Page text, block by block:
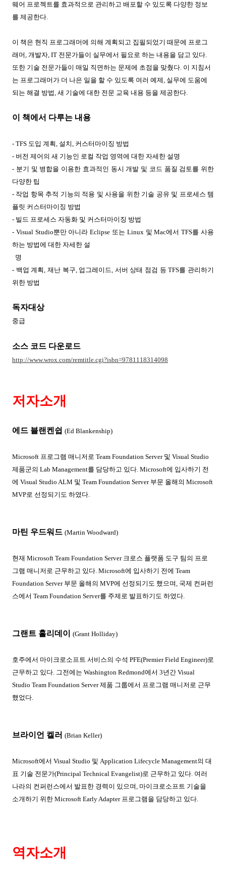
웨어 프로젝트를 효과적으로 관리하고 배포할 수 있도록 다양한 정보
를 제공한다.
이 책은 현직 프로그래머에 의해 계획되고 집필되었기 때문에 프로그
래머, 개발자, IT 전문가들이 실무에서 필요로 하는 내용을 담고 있다.
또한 기술 전문가들이 매일 직면하는 문제에 초점을 맞췄다. 이 지침서
는 프로그래머가 더 나은 일을 할 수 있도록 여러 예제, 실무에 도움에
되는 해결 방법, 새 기술에 대한 전문 교육 내용 등을 제공한다.
이 책에서 다루는 내용
- TFS 도입 계획, 설치, 커스터마이징 방법
- 버전 제어의 새 기능인 로컬 작업 영역에 대한 자세한 설명
- 분기 및 병합을 이용한 효과적인 동시 개발 및 코드 품질 검토를 위한
다양한 팁
- 작업 항목 추적 기능의 적용 및 사용을 위한 기술 공유 및 프로세스 템
플릿 커스터마이징 방법
- 빌드 프로세스 자동화 및 커스터마이징 방법
- Visual Studio뿐만 아니라Eclipse 또는 Linux 및Mac에서TFS를 사용
하는 방법에 대한 자세한 설
명
- 백업 계획, 재난 복구, 업그레이드, 서버 상태 점검 등TFS를 관리하기
위한 방법
독자대상
중급
소스 코드 다운로드
http://www.wrox.com/remtitle.cgi?isbn=9781118314098
저자소개
에드 블랜켄쉽 (Ed Blankenship)
Microsoft 프로그램 매니저로 Team Foundation Server 및 Visual Studio
제품군의 Lab Management를 담당하고 있다. Microsoft에 입사하기 전
에 Visual Studio ALM 및 Team Foundation Server 부문 올해의 Microsoft
MVP로 선정되기도 하였다.
마틴 우드워드 (Martin Woodward)
현재 Microsoft Team Foundation Server 크로스 플랫폼 도구 팀의 프로
그램 매니저로 근무하고 있다. Microsoft에 입사하기 전에 Team
Foundation Server 부문 올해의 MVP에 선정되기도 했으며, 국제 컨퍼런
스에서 Team Foundation Server를 주제로 발표하기도 하였다.
그랜트 홀리데이 (Grant Holliday)
호주에서 마이크로소프트 서비스의 수석 PFE(Premier Field Engineer)로
근무하고 있다. 그전에는 Washington Redmond에서 3년간 Visual
Studio Team Foundation Server제품 그룹에서 프로그램 매니저로 근무
했었다.
브라이언 켈러 (Brian Keller)
Microsoft에서 Visual Studio 및 Application Lifecycle Management의 대
표 기술 전문가(Principal Technical Evangelist)로 근무하고 있다. 여러
나라의 컨퍼런스에서 발표한 경력이 있으며, 마이크로소프트 기술을
소개하기 위한 Microsoft Early Adapter 프로그램을 담당하고 있다.
역자소개